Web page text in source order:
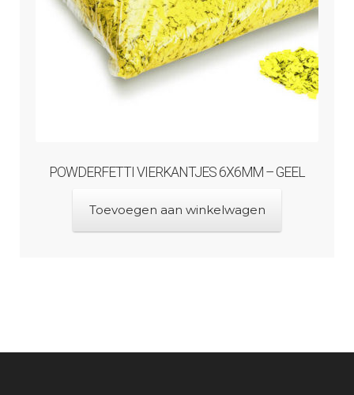
POWDERFETTI VIERKANTJES 6X6MM – GEEL
Toevoegen aan winkelwagen